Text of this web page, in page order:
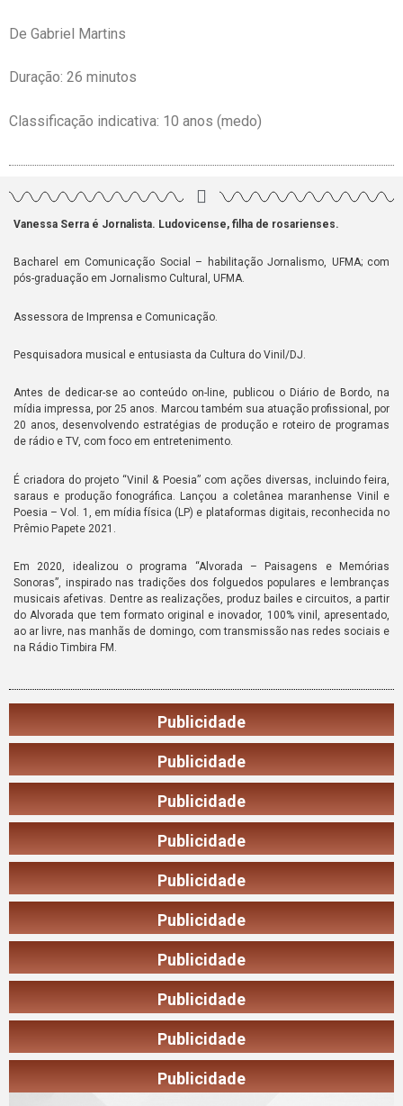
De Gabriel Martins
Duração: 26 minutos
Classificação indicativa: 10 anos (medo)
Vanessa Serra é Jornalista. Ludovicense, filha de rosarienses.
Bacharel em Comunicação Social – habilitação Jornalismo, UFMA; com
pós-graduação em Jornalismo Cultural, UFMA.
Assessora de Imprensa e Comunicação.
Pesquisadora musical e entusiasta da Cultura do Vinil/DJ.
Antes de dedicar-se ao conteúdo on-line, publicou o Diário de Bordo, na
mídia impressa, por 25 anos. Marcou também sua atuação profissional, por
20 anos, desenvolvendo estratégias de produção e roteiro de programas
de rádio e TV, com foco em entretenimento.
É criadora do projeto “Vinil & Poesia” com ações diversas, incluindo feira,
saraus e produção fonográfica. Lançou a coletânea maranhense Vinil e
Poesia – Vol. 1, em mídia física (LP) e plataformas digitais, reconhecida no
Prêmio Papete 2021.
Em 2020, idealizou o programa “Alvorada – Paisagens e Memórias
Sonoras”, inspirado nas tradições dos folguedos populares e lembranças
musicais afetivas. Dentre as realizações, produz bailes e circuitos, a partir
do Alvorada que tem formato original e inovador, 100% vinil, apresentado,
ao ar livre, nas manhãs de domingo, com transmissão nas redes sociais e
na Rádio Timbira FM.
Publicidade
Publicidade
Publicidade
Publicidade
Publicidade
Publicidade
Publicidade
Publicidade
Publicidade
Publicidade